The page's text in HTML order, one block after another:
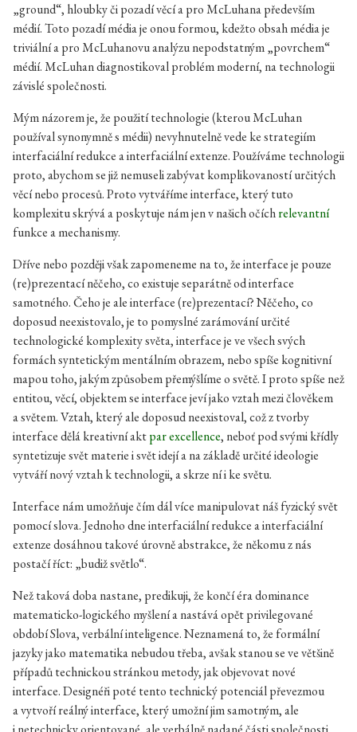
„ground“, hloubky či pozadí věcí a pro McLuhana především
médií. Toto pozadí média je onou formou, kdežto obsah média je
triviální a pro McLuhanovu analýzu nepodstatným „povrchem“
médií. McLuhan diagnostikoval problém moderní, na technologii
závislé společnosti.
Mým názorem je, že použití technologie (kterou McLuhan
používal synonymně s médii) nevyhnutelně vede ke strategiím
interfaciální redukce a interfaciální extenze. Používáme technologii
proto, abychom se již nemuseli zabývat komplikovaností určitých
věcí nebo procesů. Proto vytváříme interface, který tuto
komplexitu skrývá a poskytuje nám jen v našich očíchrelevantní
funkce a mechanismy.
Dříve nebo později však zapomeneme na to, že interface je pouze
(re)prezentací něčeho, co existuje separátně od interface
samotného. Čeho je ale interface (re)prezentací? Něčeho, co
doposud neexistovalo, je to pomyslné zarámování určité
technologické komplexity světa, interface je ve všech svých
formách syntetickým mentálním obrazem, nebo spíše kognitivní
mapou toho, jakým způsobem přemýšlíme o světě. I proto spíše než
entitou, věcí, objektem se interface jeví jako vztah mezi člověkem
a světem. Vztah, který ale doposud neexistoval, což z tvorby
interface dělá kreativní aktpar excellence, neboť pod svými křídly
syntetizuje svět materie i svět idejí a na základě určité ideologie
vytváří nový vztah k technologii, a skrze ní i ke světu.
Interface nám umožňuje čím dál více manipulovat náš fyzický svět
pomocí slova. Jednoho dne interfaciální redukce a interfaciální
extenze dosáhnou takové úrovně abstrakce, že někomu z nás
postačí říct: „budiž světlo“.
Než taková doba nastane, predikuji, že končí éra dominance
matematicko-logického myšlení a nastává opět privilegované
období Slova, verbální inteligence. Neznamená to, že formální
jazyky jako matematika nebudou třeba, avšak stanou se ve většině
případů technickou stránkou metody, jak objevovat nové
interface. Designéři poté tento technický potenciál převezmou
a vytvoří reálný interface, který umožní jim samotným, ale